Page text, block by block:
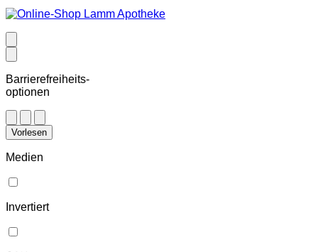
Barrierefreiheits-
optionen
Vorlesen
Medien
Invertiert